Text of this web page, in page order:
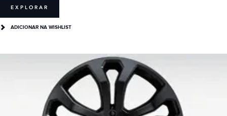
EXPLORAR
ADICIONAR NA WISHLIST